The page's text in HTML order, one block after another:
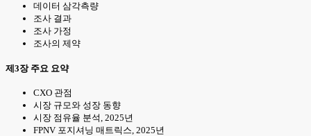
데이터 삼각측량
조사 결과
조사 가정
조사의 제약
제3장 주요 요약
CXO 관점
시장 규모와 성장 동향
시장 점유율 분석, 2025년
FPNV 포지셔닝 매트릭스, 2025년